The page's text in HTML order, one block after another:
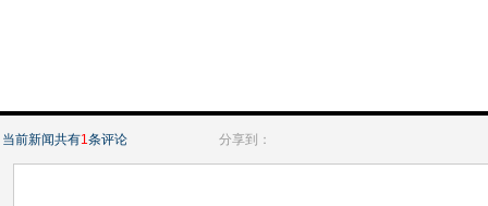
当前新闻共有1条评论 分享到：